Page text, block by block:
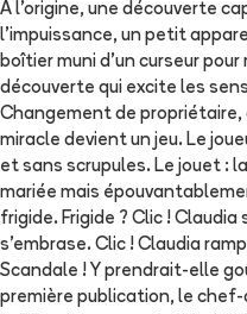
À l'origine, une découverte
l'impuissance, un petit
boîtier muni d'un curseur
découverte qui excite les
Changement de
miracle devient un jeu. Le
et sans scrupules. Le jouet :
mariée mais
frigide. Frigide ? Clic !
s'embrase. Clic ! Claudia
Scandale ! Y prendrait-elle
première publication, le